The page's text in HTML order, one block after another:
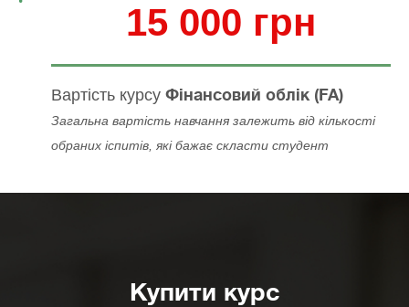
15 000 грн
Вартість курсу Фінансовий облік (FA)
Загальна вартість навчання залежить від кількості
обраних іспитів, які бажає скласти студент
Купити курс